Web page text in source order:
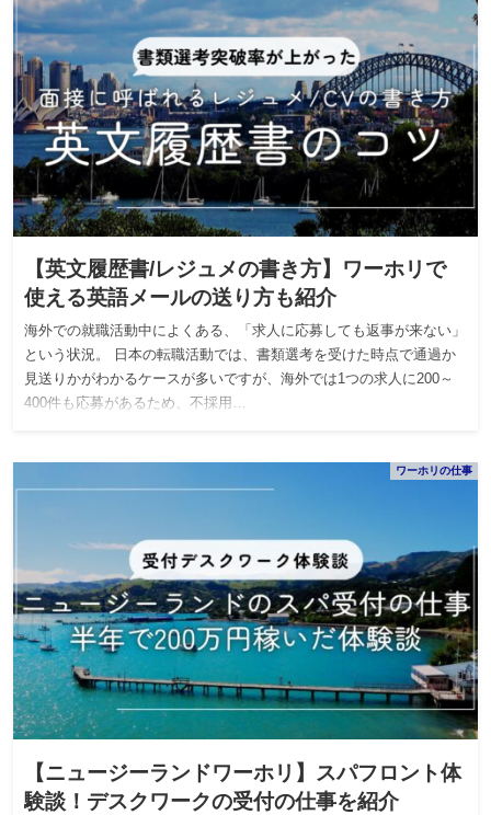
【英文履歴書/レジュメの書き方】ワーホリで
使える英語メールの送り方も紹介
海外での就職活動中によくある、「求人に応募しても返事が来ない」
という状況。 日本の転職活動では、書類選考を受けた時点で通過か
見送りかがわかるケースが多いですが、海外では1つの求人に200～
400件も応募があるため、不採用…
ワーホリの仕事
【ニュージーランドワーホリ】スパフロント体
験談！デスクワークの受付の仕事を紹介